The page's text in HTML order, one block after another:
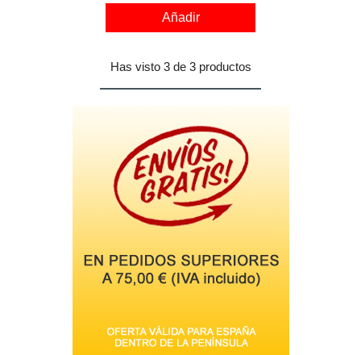
Añadir
Has visto 3 de 3 productos